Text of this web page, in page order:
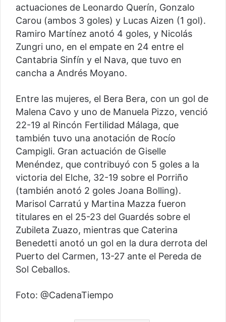
actuaciones de Leonardo Querín, Gonzalo
Carou (ambos 3 goles) y Lucas Aizen (1 gol).
Ramiro Martínez anotó 4 goles, y Nicolás
Zungri uno, en el empate en 24 entre el
Cantabria Sinfín y el Nava, que tuvo en
cancha a Andrés Moyano.
Entre las mujeres, el Bera Bera, con un gol de
Malena Cavo y uno de Manuela Pizzo, venció
22-19 al Rincón Fertilidad Málaga, que
también tuvo una anotación de Rocío
Campigli. Gran actuación de Giselle
Menéndez, que contribuyó con 5 goles a la
victoria del Elche, 32-19 sobre el Porriño
(también anotó 2 goles Joana Bolling).
Marisol Carratú y Martina Mazza fueron
titulares en el 25-23 del Guardés sobre el
Zubileta Zuazo, mientras que Caterina
Benedetti anotó un gol en la dura derrota del
Puerto del Carmen, 13-27 ante el Pereda de
Sol Ceballos.
Foto: @CadenaTiempo